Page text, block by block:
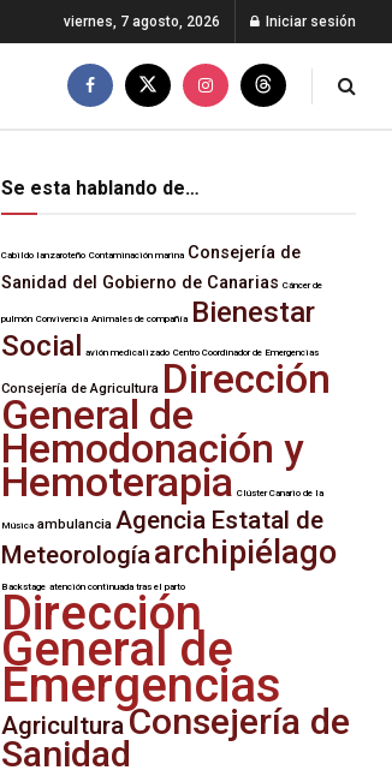
viernes, 7 agosto, 2026 Iniciar sesión
Se esta hablando de…
Cabildo lanzaroteño Contaminación marina Consejería de
Sanidad del Gobierno de Canarias Cáncer de
pulmón Convivencia Animales de compañía Bienestar
Social
avión medicalizado Centro Coordinador de Emergencias
Consejería de Agricultura Dirección
General de
Hemodonación y
Hemoterapia Clúster Canario de la
Música ambulancia Agencia Estatal de
Meteorologíaarchipiélago
Backstage atención continuada tras el parto
Dirección
General de
Emergencias
AgriculturaConsejería de
Sanidad